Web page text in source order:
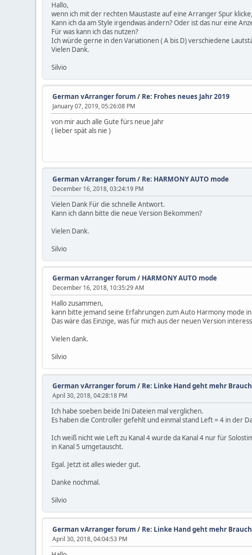
Hallo,
wenn ich mit der rechten Maustaste auf eine Arranger Spur
Kann ich da am Style irgendwas ändern? Oder ist das nur eine
Für was kann ich das nutzen?
Ich würde gerne in den Variationen ( A bis D) verschiedene
Vielen Dank.
Silvio
German vArranger forum / Re: Frohes neues Jahr 2019
January 07, 2019, 05:26:08 PM
von mir auch alle Gute fürs neue Jahr
( lieber spät als nie )
German vArranger forum / Re: HARMONY AUTO mode
December 16, 2018, 03:24:19 PM
Vielen Dank Für die schnelle Antwort.
Kann ich dann bitte die neue Version Bekommen?
Vielen Dank.
Silvio
German vArranger forum / HARMONY AUTO mode
December 16, 2018, 10:35:29 AM
Hallo zusammen,
kann bitte jemand seine Erfahrungen zum Auto Harmony mode
Das wäre das Einzige, was für mich aus der neuen Version
Vielen dank.
Silvio
German vArranger forum / Re: Linke Hand geht mehr
April 30, 2018, 04:28:18 PM
Ich habe soeben beide Ini Dateien mal verglichen.
Es haben die Controller gefehlt und einmal stand Left = 4 in der
Ich weiß nicht wie Left zu Kanal 4 wurde da Kanal 4 nur für
in Kanal 5 umgetauscht.
Egal. Jetzt ist alles wieder gut.
Danke nochmal.
Silvio
German vArranger forum / Re: Linke Hand geht mehr
April 30, 2018, 04:04:53 PM